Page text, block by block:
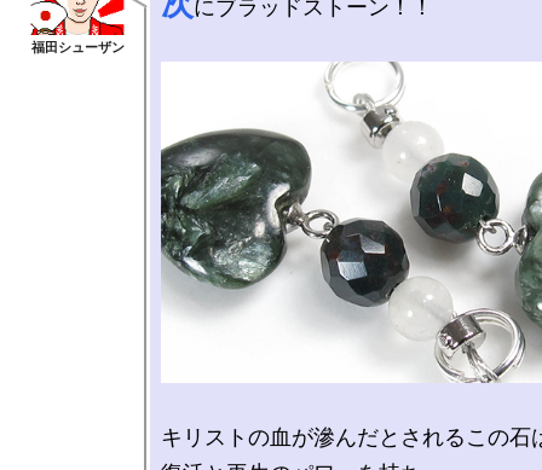
にブラッドストーン！！
キリストの血が滲んだとされるこの石